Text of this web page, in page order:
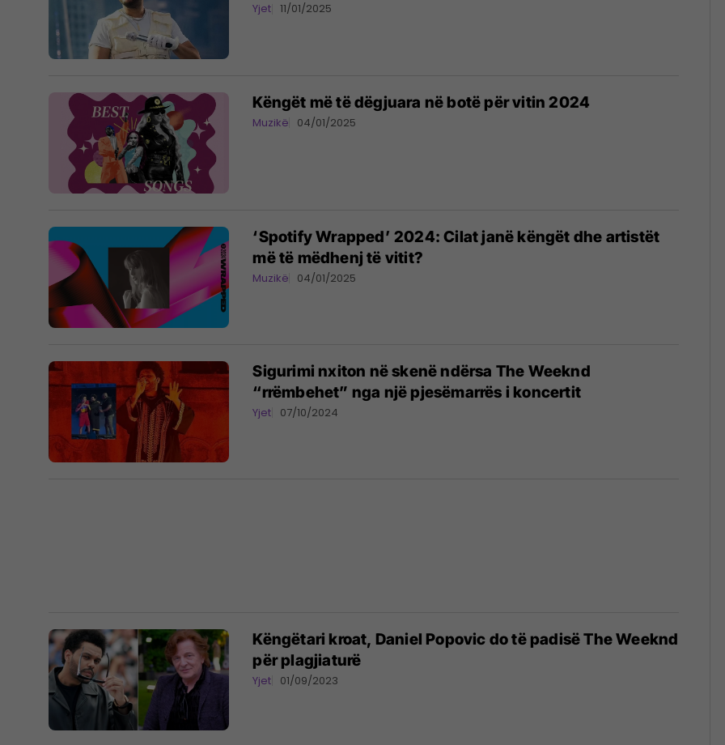
Yjet 11/01/2025
Këngët më të dëgjuara në botë për vitin 2024
Muzikë 04/01/2025
‘Spotify Wrapped’ 2024: Cilat janë këngët dhe artistët
më të mëdhenj të vitit?
Muzikë 04/01/2025
Sigurimi nxiton në skenë ndërsa The Weeknd
“rrëmbehet” nga një pjesëmarrës i koncertit
Yjet 07/10/2024
Këngëtari kroat, Daniel Popovic do të padisë The Weeknd
për plagjiaturë
Yjet 01/09/2023